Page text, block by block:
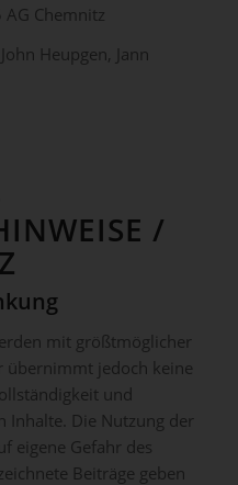
AG Chemnitz
Heupgen, Jann
/
mit größtmöglicher
übernimmt jedoch keine
und
Inhalte. Die Nutzung der
eigene Gefahr des
Beiträge geben